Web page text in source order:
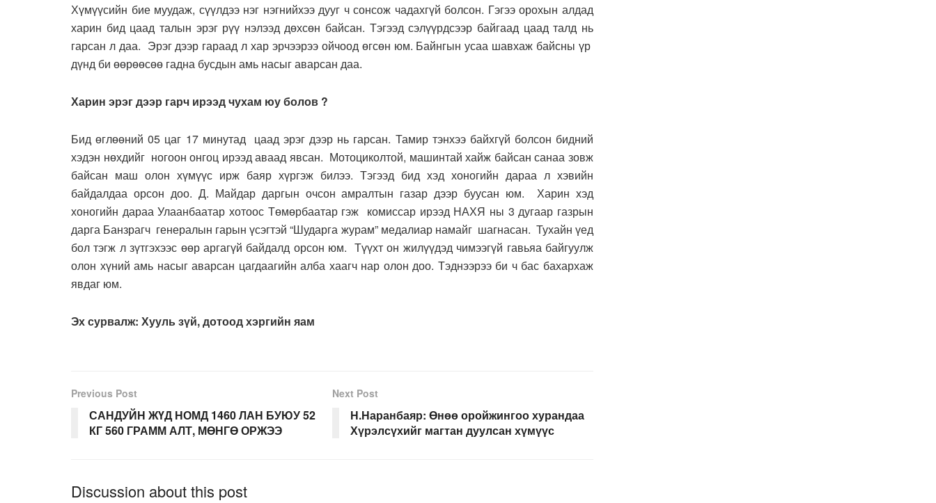
Хүмүүсийн бие муудаж, сүүлдээ нэг нэгнийхээ дууг ч сонсож чадахгүй болсон. Гэгээ орохын алдад
харин бид цаад талын эрэг рүү нэлээд дөхсөн байсан. Тэгээд сэлүүрдсээр байгаад цаад талд нь
гарсан л даа. Эрэг дээр гараад л хар эрчээрээ ойчоод өгсөн юм. Байнгын усаа шавхаж байсны үр
дүнд би өөрөөсөө гадна бусдын амь насыг аварсан даа.
Харин эрэг дээр гарч ирээд чухам юу болов ?
Бид өглөөний 05 цаг 17 минутад цаад эрэг дээр нь гарсан. Тамир тэнхээ байхгүй болсон бидний
хэдэн нөхдийг ногоон онгоц ирээд аваад явсан. Мотоциколтой, машинтай хайж байсан санаа зовж
байсан маш олон хүмүүс ирж баяр хүргэж билээ. Тэгээд бид хэд хоногийн дараа л хэвийн
байдалдаа орсон доо. Д. Майдар даргын очсон амралтын газар дээр буусан юм. Харин хэд
хоногийн дараа Улаанбаатар хотоос Төмөрбаатар гэж комиссар ирээд НАХЯ ны 3 дугаар газрын
дарга Банзрагч генералын гарын үсэгтэй “Шударга журам” медалиар намайг шагнасан. Тухайн үед
бол тэгж л зүтгэхээс өөр аргагүй байдалд орсон юм. Түүхт он жилүүдэд чимээгүй гавьяа байгуулж
олон хүний амь насыг аварсан цагдаагийн алба хаагч нар олон доо. Тэднээрээ би ч бас бахархаж
явдаг юм.
Эх сурвалж: Хууль зүй, дотоод хэргийн яам
Previous Post
САНДУЙН ЖҮД НОМД 1460 ЛАН БУЮУ 52
КГ 560 ГРАММ АЛТ, МӨНГӨ ОРЖЭЭ
Next Post
Н.Наранбаяр: Өнөө оройжингоо хурандаа
Хүрэлсүхийг магтан дуулсан хүмүүс
Discussion about this post